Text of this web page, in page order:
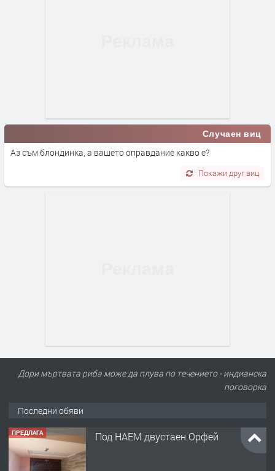
Случаен виц
Аз съм блондинка, а вашето оправдание какво е?
Покажи друг виц
Дори мъртвата риба може да плува по течението - индианска
поговорка
Последни обяви
ПРЕДЛАГА Под НАЕМ двустаен Орфей